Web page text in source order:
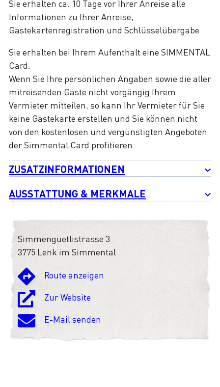
Sie erhalten ca. 10 Tage vor Ihrer Anreise alle
Informationen zu Ihrer Anreise,
Gästekartenregistration und Schlüsselübergabe
Sie erhalten bei Ihrem Aufenthalt eine SIMMENTAL
Card.
Wenn Sie Ihre persönlichen Angaben sowie die aller
mitreisenden Gäste nicht vorgängig Ihrem
Vermieter mitteilen, so kann Ihr Vermieter für Sie
keine Gästekarte erstellen und Sie können nicht
von den kostenlosen und vergünstigten Angeboten
der Simmental Card profitieren.
ZUSATZINFORMATIONEN
AUSSTATTUNG & MERKMALE
Simmengüetlistrasse 3
3775 Lenk im Simmental
Route anzeigen
Zur Website
E-Mail senden